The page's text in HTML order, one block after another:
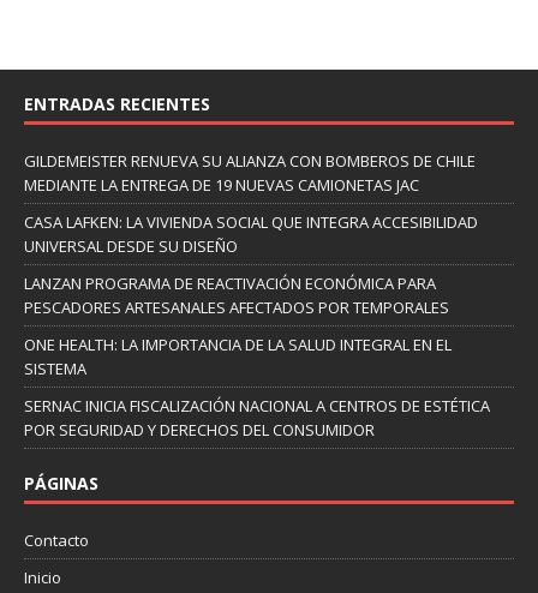
ENTRADAS RECIENTES
GILDEMEISTER RENUEVA SU ALIANZA CON BOMBEROS DE CHILE
MEDIANTE LA ENTREGA DE 19 NUEVAS CAMIONETAS JAC
CASA LAFKEN: LA VIVIENDA SOCIAL QUE INTEGRA ACCESIBILIDAD
UNIVERSAL DESDE SU DISEÑO
LANZAN PROGRAMA DE REACTIVACIÓN ECONÓMICA PARA
PESCADORES ARTESANALES AFECTADOS POR TEMPORALES
ONE HEALTH: LA IMPORTANCIA DE LA SALUD INTEGRAL EN EL
SISTEMA
SERNAC INICIA FISCALIZACIÓN NACIONAL A CENTROS DE ESTÉTICA
POR SEGURIDAD Y DERECHOS DEL CONSUMIDOR
PÁGINAS
Contacto
Inicio